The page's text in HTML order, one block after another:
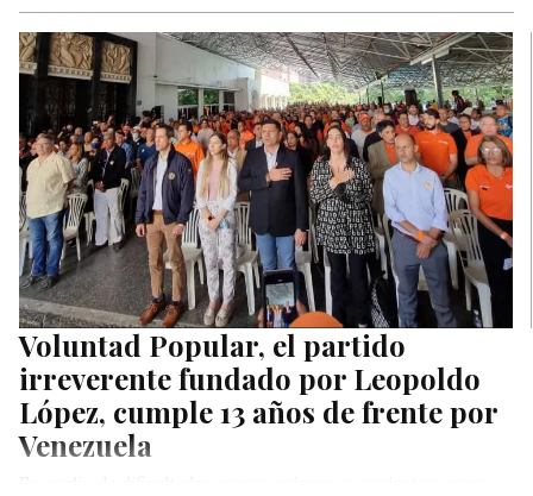
Movimiento Venezolano por el Revocatorio reaccionó ante
las palabras de…
Voluntad Popular, el partido
irreverente fundado por Leopoldo
López, cumple 13 años de frente por
Venezuela